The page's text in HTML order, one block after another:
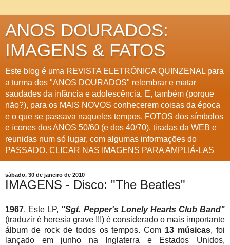
ANOS DOURADOS:
IMAGENS & FATOS
Este blog é uma REVISTA ELETRÔNICA QUINZENAL para
a turma dos "ANOS DOURADOS" relembrar e matar
saudades da infância e adolescência. E, também (porque
não?), para os MAIS NOVOS conhecerem coisas da época
e o que se passava naqueles tempos. FOTOS dos símbolos
e ícones dos ANOS 50/60 (e dos 40/70), tiradas da WEB e
reunidas num só lugar, com algumas informações do
PASSADO. CLICAR NAS IMAGENS PARA AMPLIÁ-LAS
sábado, 30 de janeiro de 2010
IMAGENS - Disco: "The Beatles"
1967. Este LP, "Sgt. Pepper's Lonely Hearts Club Band"
(traduzir é heresia grave !!!) é considerado o mais importante
álbum de rock de todos os tempos. Com 13 músicas, foi
lançado em junho na Inglaterra e Estados Unidos,